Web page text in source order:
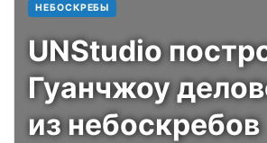
НЕБОСКРЕБЫ
UNStudio
Гуанчжоу
из небоскребов